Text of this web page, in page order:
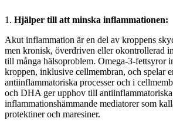
1. Hjälper till att minska inflammationen:
Akut inflammation är en del av kroppens
men kronisk, överdriven eller okontrollerad
till många hälsoproblem. Omega-3-fettsyror
kroppen, inklusive cellmembran, och spelar
antiinflammatoriska processer och i
och DHA ger upphov till
inflammationshämmande mediatorer som
protektiner och maresiner.